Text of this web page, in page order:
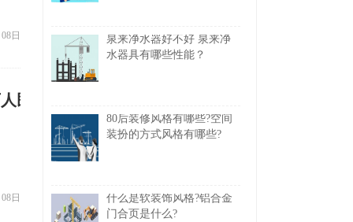
日
民币
日
泉来净水器好不好 泉来净
水器具有哪些性能？
80后装修风格有哪些?空间
装扮的方式风格有哪些?
什么是软装饰风格?铝合金
门合页是什么?